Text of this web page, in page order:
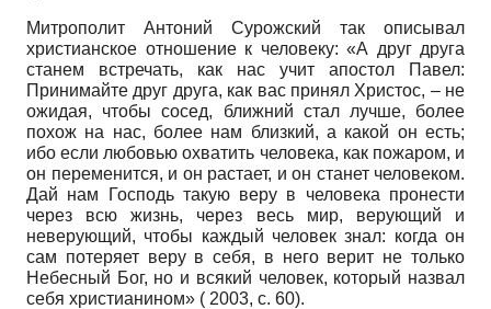
Митрополит Антоний Сурожский так описывал
христианское отношение к человеку: «А друг друга
станем встречать, как нас учит апостол Павел:
Принимайте друг друга, как вас принял Христос, – не
ожидая, чтобы сосед, ближний стал лучше, более
похож на нас, более нам близкий, а какой он есть;
ибо если любовью охватить человека, как пожаром, и
он переменится, и он растает, и он станет человеком.
Дай нам Господь такую веру в человека пронести
через всю жизнь, через весь мир, верующий и
неверующий, чтобы каждый человек знал: когда он
сам потеряет веру в себя, в него верит не только
Небесный Бог, но и всякий человек, который назвал
себя христианином» ( 2003, с. 60).